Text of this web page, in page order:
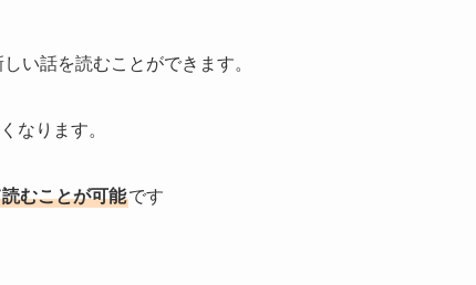
い話を読むことができます。
なります。
むことが可能です